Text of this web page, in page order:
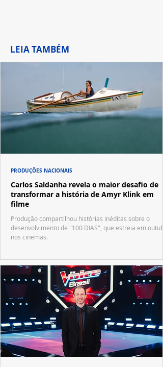
LEIA TAMBÉM
Carlos Saldanha revela o maior desafio de
transformar a história de Amyr Klink em
filme
Produção compartilhou histórias inéditas sobre o
desenvolvimento de "100 DIAS", que estreia em
nos cinemas.
PRODUÇÕES NACIONAIS